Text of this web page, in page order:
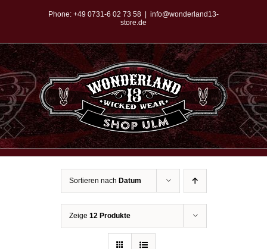
springen
Phone: +49 0731-6 02 73 58
info@wonderland13-
store.de
Sortieren nach Datum
Zeige 12 Produkte